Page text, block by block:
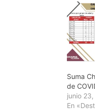
Suma
de
junio 23,
En